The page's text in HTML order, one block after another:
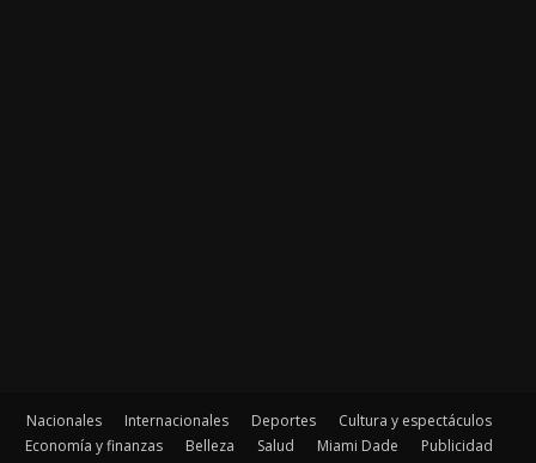
Nacionales Internacionales Deportes
Cultura y espectáculos
Economía y finanzas
Belleza Salud Miami Dade
Publicidad